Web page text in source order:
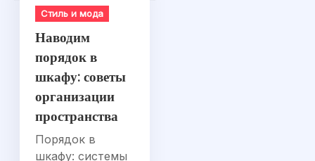
Стиль и мода
Наводим
порядок в
шкафу: советы
организации
пространства
Порядок в
шкафу: системы